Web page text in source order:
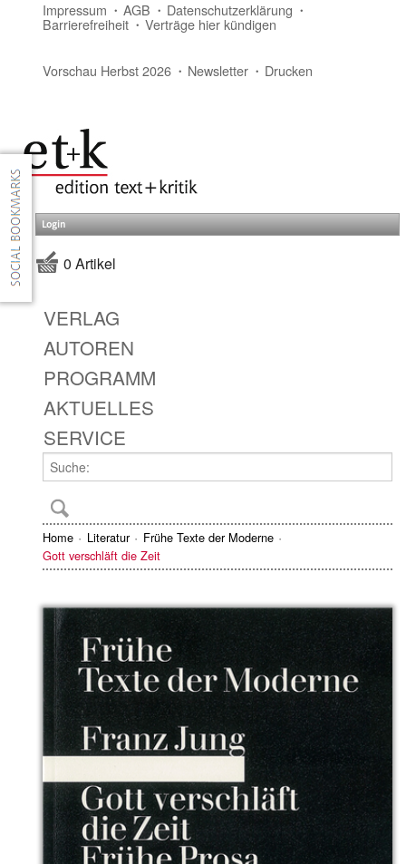
Impressum AGB Datenschutzerklärung
Barrierefreiheit Verträge hier kündigen
Vorschau Herbst 2026 Newsletter Drucken
Login
0 Artikel
VERLAG
AUTOREN
PROGRAMM
AKTUELLES
SERVICE
Home Literatur
Frühe Texte der Moderne
Gott verschläft die Zeit